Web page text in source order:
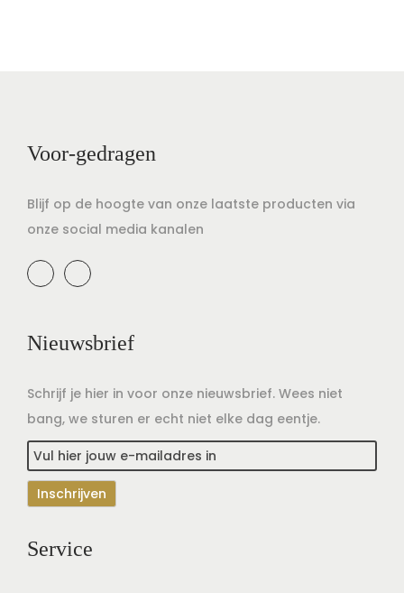
Voor-gedragen
Blijf op de hoogte van onze laatste producten via
onze social media kanalen
Nieuwsbrief
Schrijf je hier in voor onze nieuwsbrief. Wees niet
bang, we sturen er echt niet elke dag eentje.
Service